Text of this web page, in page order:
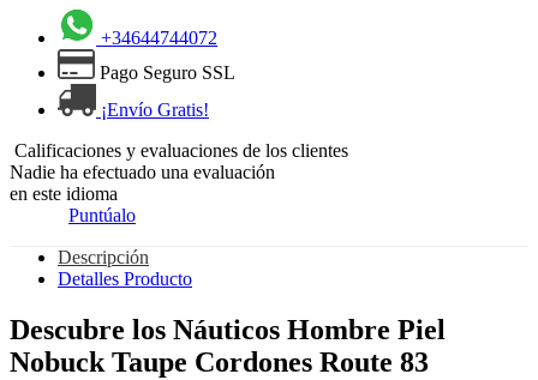
+34644744072
Pago Seguro SSL
¡Envío Gratis!
Calificaciones y evaluaciones de los clientes
Nadie ha efectuado una evaluación
en este idioma
Puntúalo
Descripción
Detalles Producto
Descubre los Náuticos Hombre Piel
Nobuck Taupe Cordones Route 83